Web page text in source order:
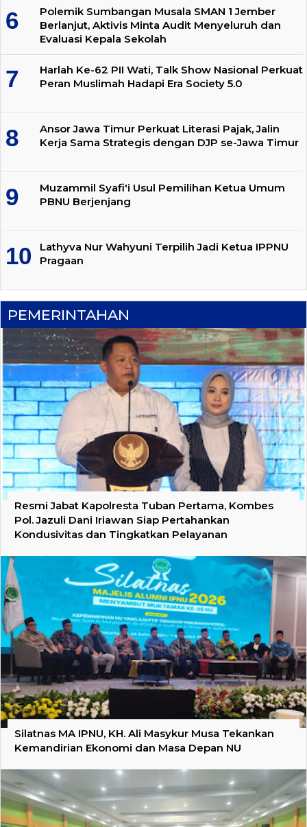
Polemik Sumbangan Musala SMAN 1 Jember
Berlanjut, Aktivis Minta Audit Menyeluruh dan
Evaluasi Kepala Sekolah
Harlah Ke-62 PII Wati, Talk Show Nasional Perkuat
Peran Muslimah Hadapi Era Society 5.0
Ansor Jawa Timur Perkuat Literasi Pajak, Jalin
Kerja Sama Strategis dengan DJP se-Jawa Timur
Muzammil Syafi'i Usul Pemilihan Ketua Umum
PBNU Berjenjang
Lathyva Nur Wahyuni Terpilih Jadi Ketua IPPNU
Pragaan
PEMERINTAHAN
Resmi Jabat Kapolresta Tuban Pertama, Kombes
Pol. Jazuli Dani Iriawan Siap Pertahankan
Kondusivitas dan Tingkatkan Pelayanan
Silatnas MA IPNU, KH. Ali Masykur Musa Tekankan
Kemandirian Ekonomi dan Masa Depan NU